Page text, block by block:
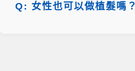
Q: 女性也可以做植髮嗎？